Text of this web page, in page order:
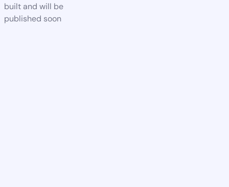
built and will be
published soon